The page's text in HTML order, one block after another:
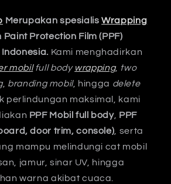
Merupakan spesialisWrapping
Paint Protection Film (PPF)
Kami menghadirkan
mobilfull body wrapping, two
, branding mobil, hingga delete
perlindungan maksimal, kami
PPF Mobil full body, PPF
door trim, console), serta
mampu melindungi cat mobil
jamur, sinar UV, hingga
warna akibat cuaca.